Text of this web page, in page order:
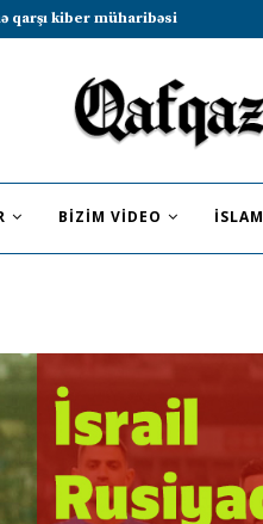
sammitində iştirak etməyə dəvət...
BIZIM VIDEO İSLAM